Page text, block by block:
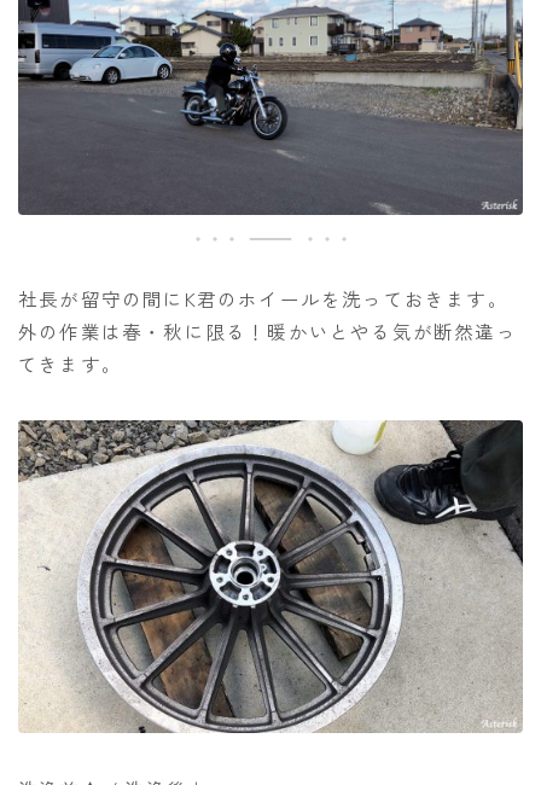
社長が留守の間にK君のホイールを洗っておきます。
外の作業は春・秋に限る！暖かいとやる気が断然違っ
てきます。